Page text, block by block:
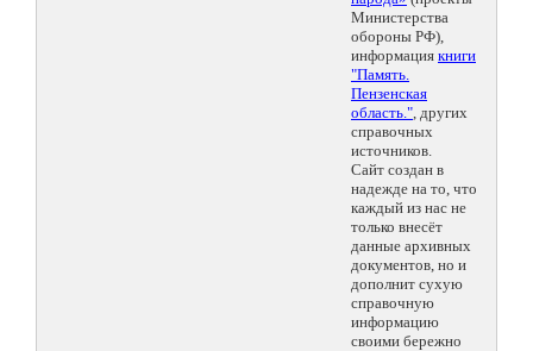
Министерства
обороны РФ),
информация книги
"Память.
Пензенская
область.", других
справочных
источников.
Сайт создан в
надежде на то, что
каждый из нас не
только внесёт
данные архивных
документов, но и
дополнит сухую
справочную
информацию
своими бережно